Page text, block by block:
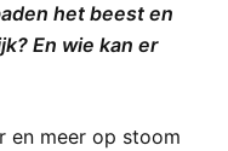
het beest en
En wie kan er
en meer op stoom